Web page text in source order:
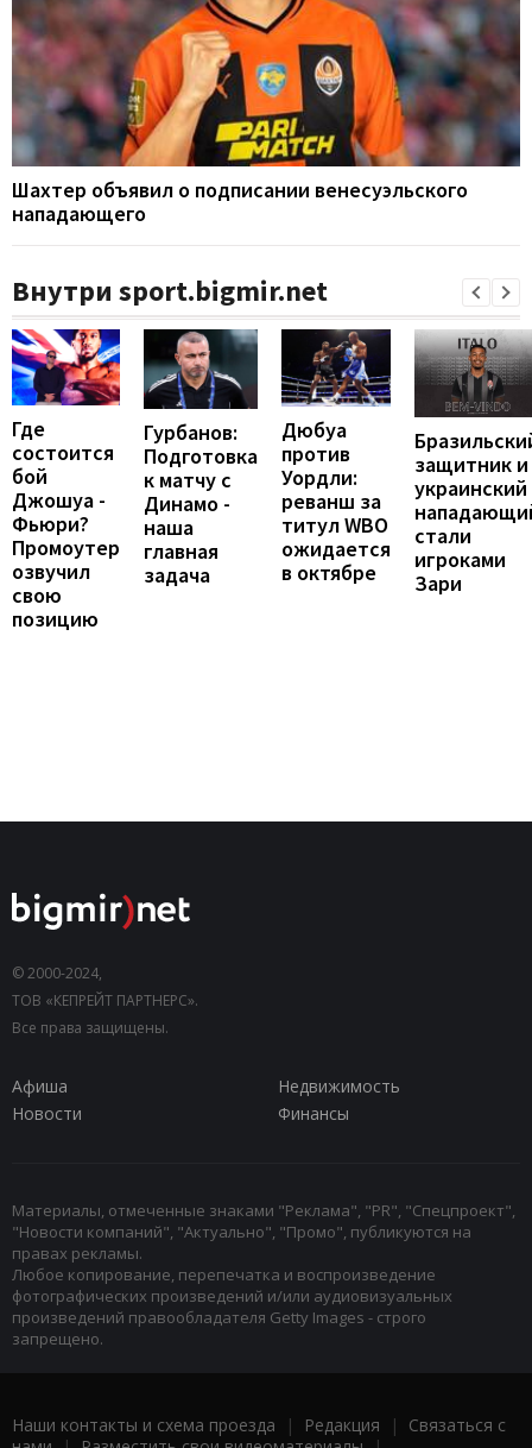
Шахтер объявил о подписании венесуэльского
нападающего
Внутри sport.bigmir.net
Где
состоится
бой
Джошуа -
Фьюри?
Промоутер
озвучил
свою
позицию
Гурбанов:
Подготовка
к матчу с
Динамо -
наша
главная
задача
Дюбуа
против
Уордли:
реванш за
титул WBO
ожидается
в октябре
защитник и
украинский
стали
игроками
Зари
© 2000-2024,
ТОВ «КЕПРЕЙТ ПАРТНЕРС».
Все права защищены.
Афиша
Недвижимость
Новости
Финансы
Материалы, отмеченные знаками "Реклама", "PR", "Спецпроект",
"Новости компаний", "Актуально", "Промо", публикуются на
правах рекламы.
Любое копирование, перепечатка и воспроизведение
фотографических произведений и/или аудиовизуальных
произведений правообладателя Getty Images - строго
запрещено.
Наши контакты и схема проезда | Редакция | Связаться с